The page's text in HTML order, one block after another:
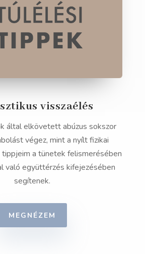
visszaélés
által elkövetett abúzus sokszor
végez, mint a nyílt fizikai
tippjeim a tünetek felismerésében
való együttérzés kifejezésében
segítenek.
MEGNÉZEM